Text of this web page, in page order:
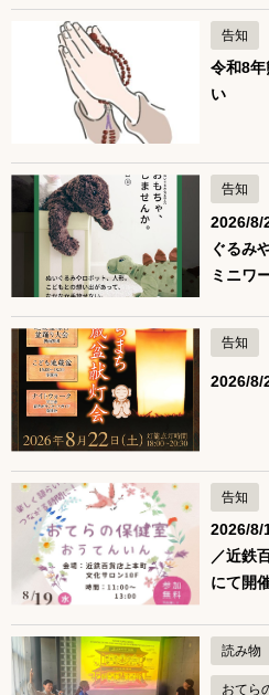
告知
令和8
い
告知
2026/8/
ぐるみ
ミニワ
告知
2026/8/
告知
2026/8/
／近鉄
にて開
読み物
おてら